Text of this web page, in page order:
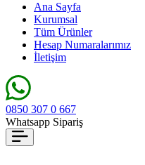
Ana Sayfa
Kurumsal
Tüm Ürünler
Hesap Numaralarımız
İletişim
0850 307 0 667
Whatsapp Sipariş